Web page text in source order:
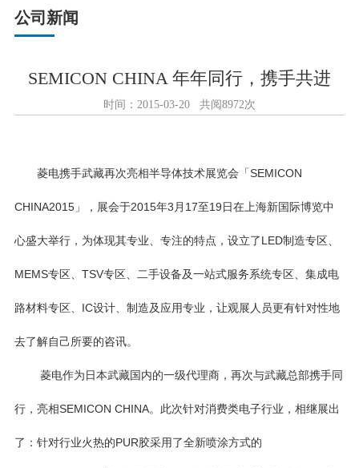
公司新闻
SEMICON CHINA 年年同行，携手共进
时间：2015-03-20 共阅8972次
菱电携手武藏再次亮相半导体技术展览会「SEMICON
CHINA2015」，展会于2015年3 月 17至19日在上海新国际博览中
心盛大举行，为体现其专业、专注的特点，设立了LED制造专区、
MEMS专区、 TSV专区、二手设备及一站式服务系统专区、集成电
路材料专区、 IC设计、制造及应用专业，让观展人员更有针对性地
去了解自己所要的咨讯。
菱电作为日本武藏国内的一级代理商，再次与武藏总部携手同
行，亮相SEMICON CHINA。此次针对消费类电子行业，相继展出
了：针对行业火热的PUR胶采用了全新喷涂方式的